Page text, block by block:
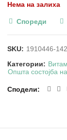
Нема на залиха
Спореди
SKU: 1910446-
Категории:
Општа состојба
Сподели